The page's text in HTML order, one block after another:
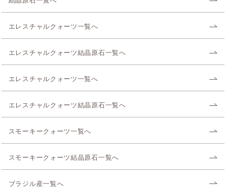
エレスチャルクォーツ一覧へ
エレスチャルクォーツ結晶原石一覧へ
エレスチャルクォーツ一覧へ
エレスチャルクォーツ結晶原石一覧へ
スモーキークォーツ一覧へ
スモーキークォーツ結晶原石一覧へ
ブラジル産一覧へ